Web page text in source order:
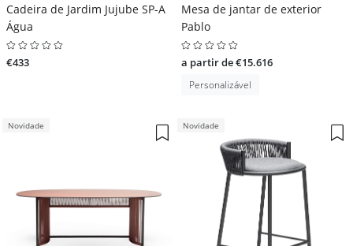
Cadeira de Jardim Jujube SP-A
Água
€433
Mesa de jantar de exterior
Pablo
a partir de €15.616
Personalizável
Novidade Novidade